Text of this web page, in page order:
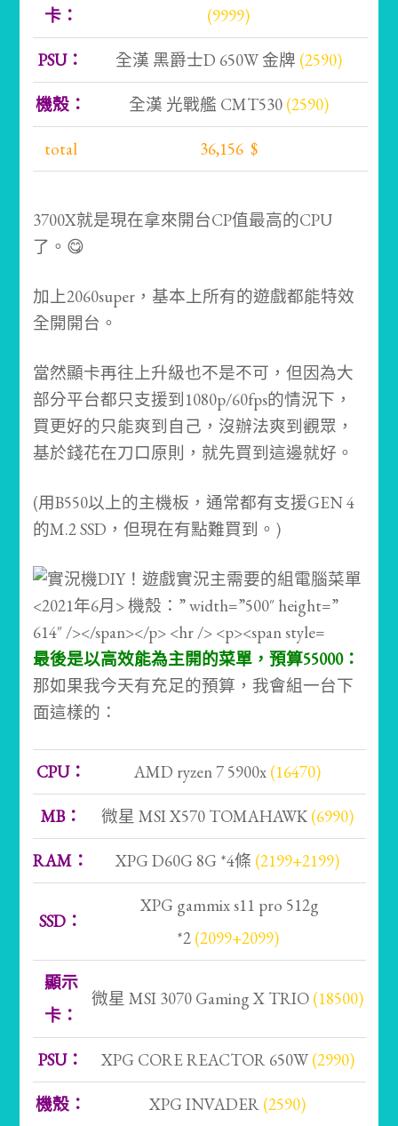
卡：
(9999)
PSU：
全漢 黑爵士D 650W 金牌 (2590)
機殼：
全漢 光戰艦 CMT530(2590)
total
36,156 $
3700X就是現在拿來開台CP值最高的CPU
了。😋
加上2060super，基本上所有的遊戲都能特效
全開開台。
當然顯卡再往上升級也不是不可，但因為大
部分平台都只支援到1080p/60fps的情況下，
買更好的只能爽到自己，沒辦法爽到觀眾，
基於錢花在刀口原則，就先買到這邊就好。
(用B550以上的主機板，通常都有支援GEN 4
的M.2 SSD，但現在有點難買到。)
最後是以高效能為主開的菜單，預算55000：
那如果我今天有充足的預算，我會組一台下
面這樣的：
CPU： AMD ryzen 7 5900x (16470)
MB：
微星 MSI X570 TOMAHAWK (6990)
RAM：
XPG D60G 8G *4條 (2199+2199)
SSD：
XPG gammix s11 pro 512g
*2 (2099+2099)
顯示
卡：
微星 MSI 3070 Gaming X TRIO (18500)
PSU： XPG CORE REACTOR 650W (2990)
機殼：
XPG INVADER (2590)